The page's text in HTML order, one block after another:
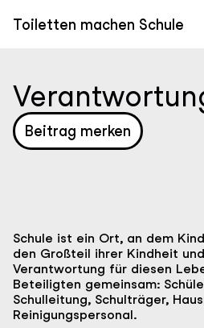
zum
Toiletten machen Schule
Beitrag merken
Definition
Schule ist ein Ort, an dem
den Großteil ihrer Kindheit
Verantwortung für diesen
Beteiligten gemeinsam:
Schulleitung, Schulträger,
Reinigungspersonal.